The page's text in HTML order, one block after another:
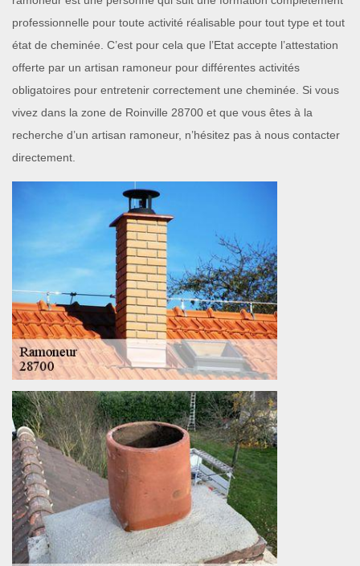
professionnelle pour toute activité réalisable pour tout type et tout
état de cheminée. C’est pour cela que l’Etat accepte l’attestation
offerte par un artisan ramoneur pour différentes activités
obligatoires pour entretenir correctement une cheminée. Si vous
vivez dans la zone de Roinville 28700 et que vous êtes à la
recherche d’un artisan ramoneur, n’hésitez pas à nous contacter
directement.